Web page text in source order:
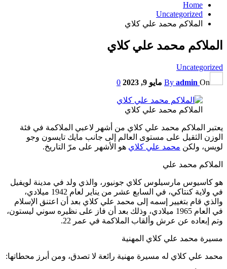
Home
Uncategorized
الملاكم محمد علي كلاي
الملاكم محمد علي كلاي
Uncategorized
By admin On مايو 9, 2023 0
الملاكم محمد علي كلاي
يعتبر الملاكم محمد علي كلاي من أشهر لاعبي الملاكمة في فئة
الوزن الثقيل على مستوى العالم إلى جانب مايك تايسون وجو
لويس، ولكن محمد علي كلاي هو الأشهر على مرّ التاريخ.
الملاكم محمد علي
هو كاسيوس مارسيلوس كلاي جونيور، والذي ولد في مدينة لويفيل
في ولاية كنتاكي، في السابع عشر من يناير لعام 1942 ميلادي،
والذي قام بتغيير إسمه إلى محمد علي كلاي بعد أن اعتنق الإسلام
في العام 1965 ميلادي، وذلك بعد أن فاز على نظيره سوني ليستون،
وتم إبعاده عن عرش وألقاب الملاكمة في عمر 22.
مسيرة محمد علي كلاي المهنية
محمد علي كلاي له مسيرة مهنية رائعة لا تصدق، ومن أبرز محطاتها: